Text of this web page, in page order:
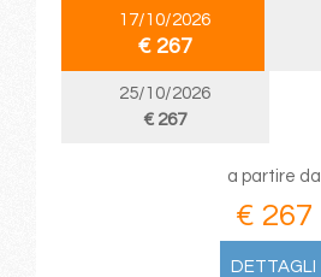
17/10/2026
€ 267
25/10/2026
€ 267
a partire da
€ 267
DETTAGLI